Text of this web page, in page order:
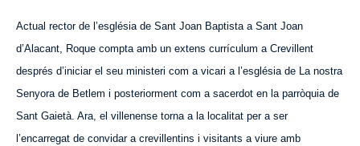
Actual rector de l’església de Sant Joan Baptista a Sant Joan
d’Alacant, Roque compta amb un extens currículum a Crevillent
després d’iniciar el seu ministeri com a vicari a l’església de La nostra
Senyora de Betlem i posteriorment com a sacerdot en la parròquia de
Sant Gaietà. Ara, el villenense torna a la localitat per a ser
l’encarregat de convidar a crevillentins i visitants a viure amb